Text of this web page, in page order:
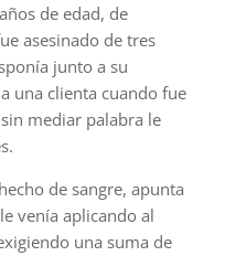
de edad, de
asesinado de tres
junto a su
una clienta cuando fue
mediar palabra le
de sangre, apunta
venía aplicando al
una suma de